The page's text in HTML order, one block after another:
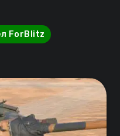
ForBlitz